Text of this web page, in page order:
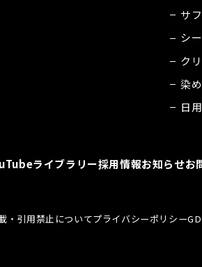
サ
シ
ク
染
日
ライブラリー採用情報お知らせお
・引用禁止についてプライバシーポリシー